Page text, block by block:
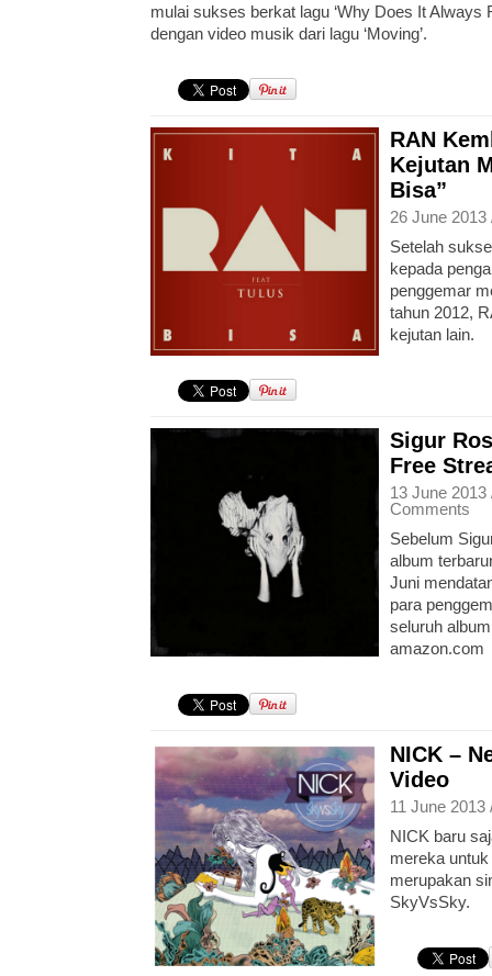
mulai sukses berkat lagu ‘Why Does It Always
dengan video musik dari lagu ‘Moving’.
RAN
Kejutan
Bisa”
26 June
Setelah
kepada
penggemar
tahun 2012,
kejutan lain.
Sigur
Free
13 June
Comments
Sebelum
album
Juni
para
seluruh
amazon.com
NICK –
Video
11 June
NICK baru
mereka untuk
merupakan
SkyVsSky.